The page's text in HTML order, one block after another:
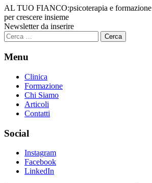
AL TUO FIANCO:psicoterapia e formazione
per crescere insieme
Newsletter da inserire
Ricerca
per:
Menu
Clinica
Formazione
Chi Siamo
Articoli
Contatti
Social
Instagram
Facebook
LinkedIn